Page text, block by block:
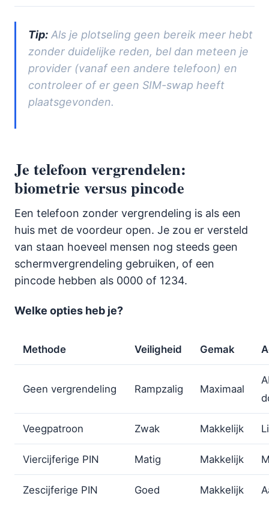
Tip: Als je plotseling geen bereik meer hebt
zonder duidelijke reden, bel dan meteen je
provider (vanaf een andere telefoon) en
controleer of er geen SIM-swap heeft
plaatsgevonden.
Je telefoon vergrendelen:
biometrie versus pincode
Een telefoon zonder vergrendeling is als een
huis met de voordeur open. Je zou er versteld
van staan hoeveel mensen nog steeds geen
schermvergrendeling gebruiken, of een
pincode hebben als 0000 of 1234.
Welke opties heb je?
Methode Veiligheid Gemak
Geen vergrendeling Rampzalig Maximaal
Veegpatroon Zwak Makkelijk
Viercijferige PIN Matig Makkelijk
Zescijferige PIN Goed Makkelijk